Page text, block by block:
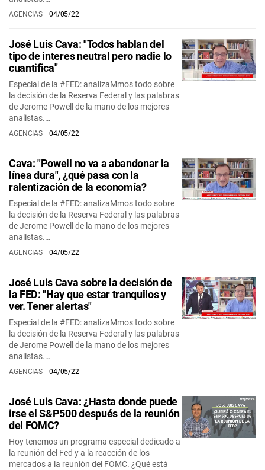
AGENCIAS 04/05/22
José Luis Cava: "Todos hablan del
tipo de interes neutral pero nadie lo
cuantifica"
Especial de la #FED: analizaMmos todo sobre
la decisión de la Reserva Federal y las palabras
de Jerome Powell de la mano de los mejores
analistas.…
AGENCIAS 04/05/22
Cava: "Powell no va a abandonar la
línea dura", ¿qué pasa con la
ralentización de la economía?
Especial de la #FED: analizaMmos todo sobre
la decisión de la Reserva Federal y las palabras
de Jerome Powell de la mano de los mejores
analistas.…
AGENCIAS 04/05/22
José Luis Cava sobre la decisión de
la FED: "Hay que estar tranquilos y
ver. Tener alertas"
Especial de la #FED: analizaMmos todo sobre
la decisión de la Reserva Federal y las palabras
de Jerome Powell de la mano de los mejores
analistas.…
AGENCIAS 04/05/22
José Luis Cava: ¿Hasta donde puede
irse el S&P500 después de la reunión
del FOMC?
Hoy tenemos un programa especial dedicado a
la reunión del Fed y a la reacción de los
mercados a la reunión del FOMC. ¿Qué está